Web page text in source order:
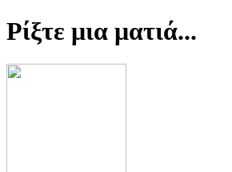
Ρίξτε μια ματιά...